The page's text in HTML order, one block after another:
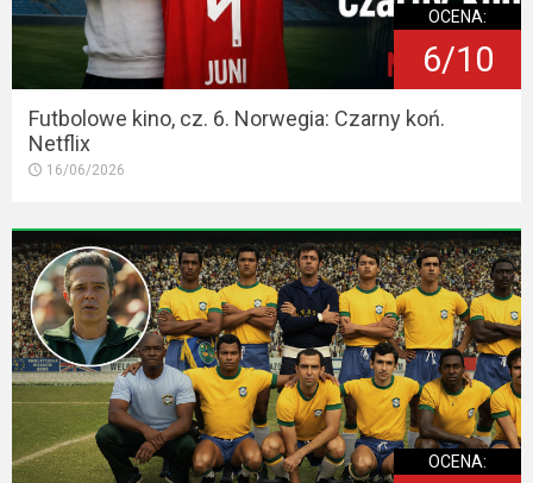
OCENA:
6/10
Futbolowe kino, cz. 6. Norwegia: Czarny koń.
Netflix
16/06/2026
OCENA: